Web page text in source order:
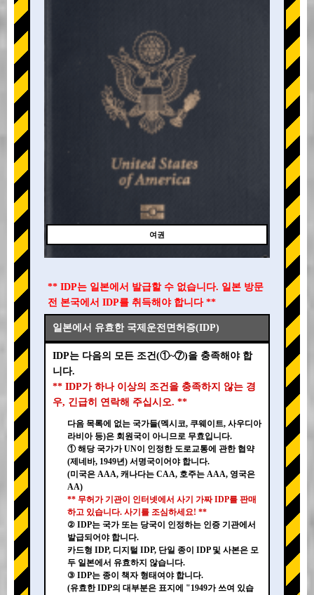
여권
** IDP는 일본에서 발급할 수 없습니다. 일본 방문
전 본국에서 IDP를 취득해야 합니다 **
일본에서 유효한 국제운전면허증(IDP)
IDP는 다음의 모든 조건(①~⑦)을 충족해야 합
니다.
** IDP가 하나 이상의 조건을 충족하지 않는 경
우, 긴급히 연락해 주십시오. **
다음 목록에 없는 국가들(멕시코, 쿠웨이트, 사우디아
라비아 등)은 회원국이 아니므로 무효입니다.
① 해당 국가가 UN이 인정한 도로교통에 관한 협약
(제네바, 1949년) 서명국이어야 합니다.
(미국은 AAA, 캐나다는 CAA, 호주는 AAA, 영국은
AA)
** 무허가 기관이 인터넷에서 사기 가짜 IDP를 판매
하고 있습니다. 사기를 조심하세요! **
② IDP는 국가 또는 당국이 인정하는 인증 기관에서
발급되어야 합니다.
카드형 IDP, 디지털 IDP, 단일 종이 IDP 및 사본은 모
두 일본에서 유효하지 않습니다.
③ IDP는 종이 책자 형태여야 합니다.
(유효한 IDP의 대부분은 표지에 "1949가 쓰여 있습